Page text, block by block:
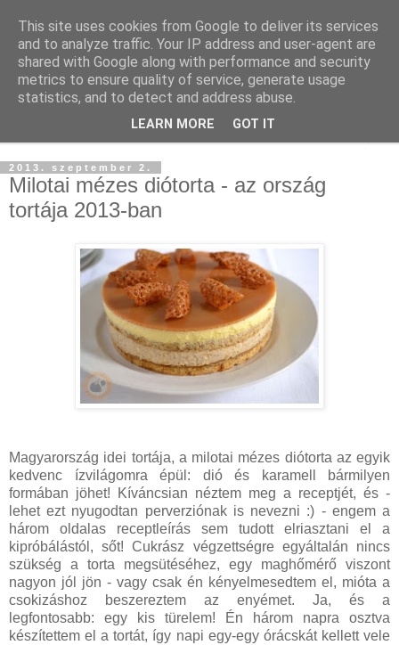
2013. szeptember 2.
Milotai mézes diótorta - az ország
tortája 2013-ban
Magyarország idei tortája, a milotai mézes diótorta az egyik
kedvenc ízvilágomra épül: dió és karamell bármilyen
formában jöhet! Kíváncsian néztem meg a receptjét, és -
lehet ezt nyugodtan perverziónak is nevezni :) - engem a
három oldalas receptleírás sem tudott elriasztani el a
kipróbálástól, sőt! Cukrász végzettségre egyáltalán nincs
szükség a torta megsütéséhez, egy maghőmérő viszont
nagyon jól jön - vagy csak én kényelmesedtem el, mióta a
csokizáshoz beszereztem az enyémet. Ja, és a
legfontosabb: egy kis türelem! Én három napra osztva
készítettem el a tortát, így napi egy-egy órácskát kellett vele
This site uses cookies from Google to deliver its services
and to analyze traffic. Your IP address and user-agent are
shared with Google along with performance and security
metrics to ensure quality of service, generate usage
statistics, and to detect and address abuse.
LEARN MORE GOT IT